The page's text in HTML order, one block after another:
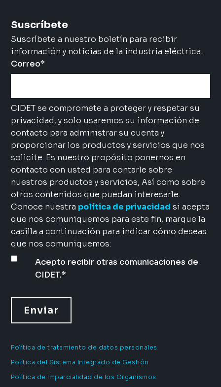
Suscríbete
Suscríbete a nuestro boletín para recibir
información y noticias de la industria eléctrica.
Correo*
CIDET se compromete a proteger y respetar su
privacidad, y solo usaremos su información de
contacto para administrar su cuenta y
proporcionar los productos y servicios que nos
solicite. Es nuestro propósito ponernos en
contacto con usted para contarle sobre
nuestros productos y servicios, Así como sobre
otros contenidos que puedan interesarle.
Conoce nuestra política de privacidad si acepta
que nos comuniquemos para este fin, marque la
casilla a continuación para indicar cómo deseas
que nos comuniquemos:
Acepto recibir otras comunicaciones de
CIDET.*
Política de tratamiento de datos personales
Política del Sistema Integrado de Gestión
Política de Imparcialidad de los Organismos